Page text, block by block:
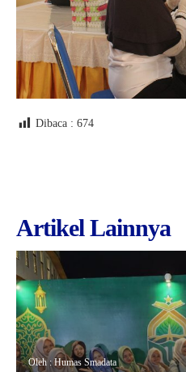
Dibaca : 674
Artikel Lainnya
Oleh : Humas Smadata